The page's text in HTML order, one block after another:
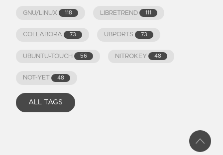
GNU/LINUX 118 LIBRETREND 111
COLLABORA 73 UBPORTS 73
UBUNTU-TOUCH 56 NITROKEY 48
NOT-YET 48
ALL TAGS